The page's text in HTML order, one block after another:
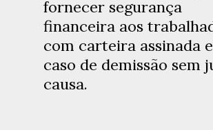
fornecer segurança
financeira aos
com carteira assinada
caso de demissão sem
causa.